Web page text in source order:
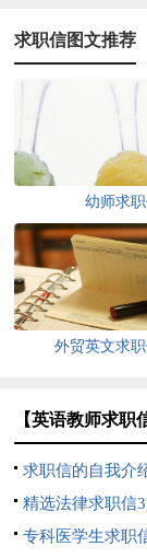
求职信图文推荐
幼师求
外贸英文求
【英语教师求职
求职信的自我介
精选法律求职信
专科医学生求职